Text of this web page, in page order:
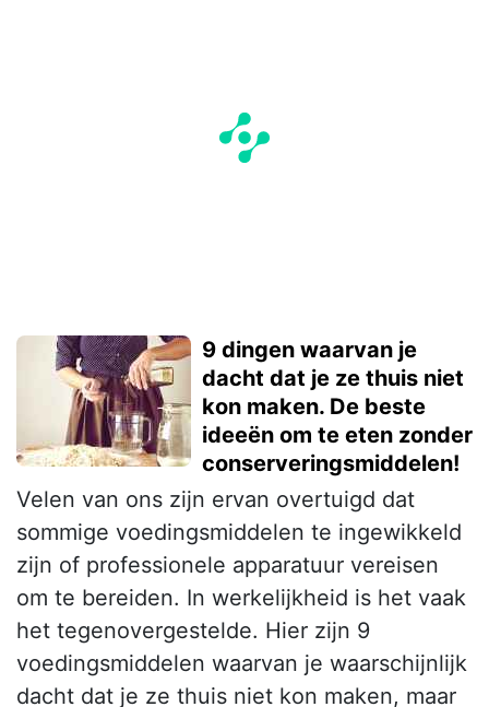
9 dingen waarvan je
dacht dat je ze thuis niet
kon maken. De beste
ideeën om te eten zonder
conserveringsmiddelen!
Velen van ons zijn ervan overtuigd dat
sommige voedingsmiddelen te ingewikkeld
zijn of professionele apparatuur vereisen
om te bereiden. In werkelijkheid is het vaak
het tegenovergestelde. Hier zijn 9
voedingsmiddelen waarvan je waarschijnlijk
dacht dat je ze thuis niet kon maken, maar